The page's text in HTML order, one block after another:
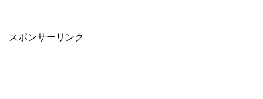
スポンサーリンク